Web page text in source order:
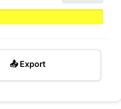
📤 Export